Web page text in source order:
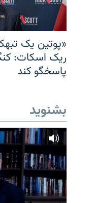
«پوتین یک
ریک اسکات:
پاسخگو کند
بشنوید